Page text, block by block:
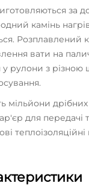
за
камінь
Розплавлений
вати на
рулони з
мільйони
для передачі